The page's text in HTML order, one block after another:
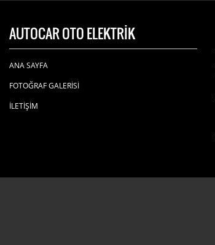
AUTOCAR OTO ELEKTRİK
ANA SAYFA
FOTOĞRAF GALERİSİ
İLETİŞİM